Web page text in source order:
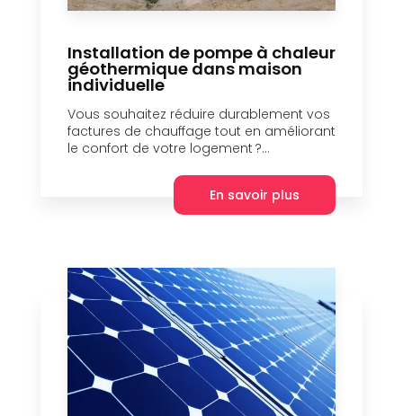
Installation de pompe à chaleur
géothermique dans maison
individuelle
Vous souhaitez réduire durablement vos
factures de chauffage tout en améliorant
le confort de votre logement ?...
En savoir plus